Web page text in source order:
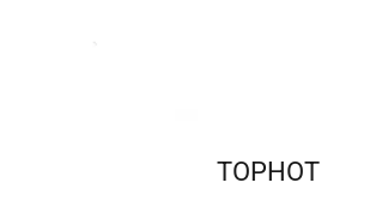
TOPHOT